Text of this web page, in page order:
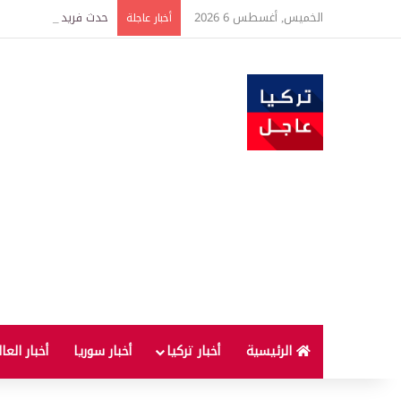
الخميس, أغسطس 6 2026 أخبار عاجلة حدث فريد من نوعه بين
الرئيسية أخبار تركيا أخبار سوريا أخبار